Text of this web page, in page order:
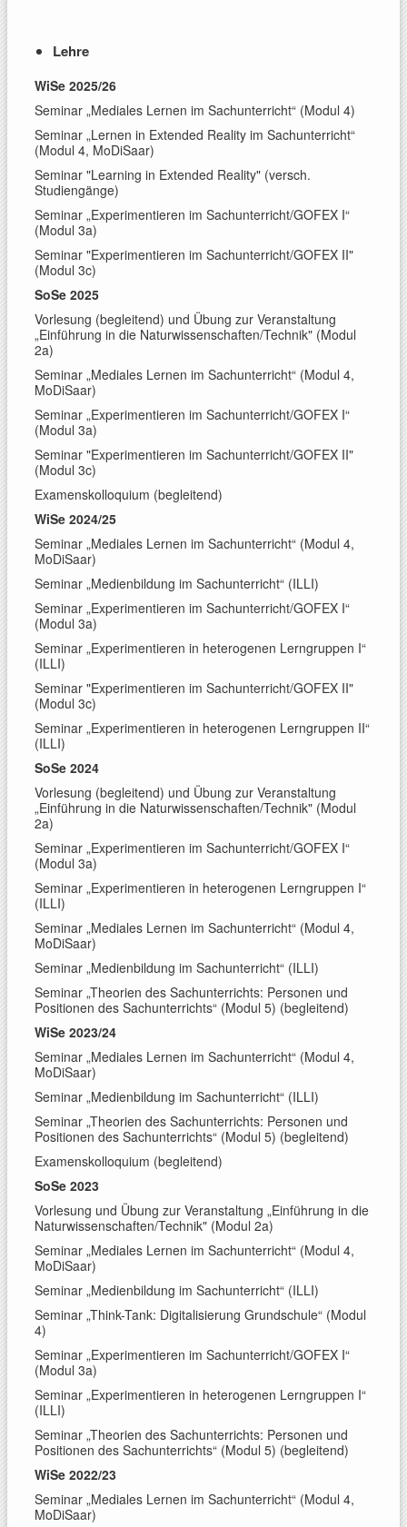
Lehre
WiSe 2025/26
Seminar „Mediales Lernen im Sachunterricht“ (Modul 4)
Seminar „Lernen in Extended Reality im Sachunterricht“
(Modul 4, MoDiSaar)
Seminar "Learning in Extended Reality" (versch.
Studiengänge)
Seminar „Experimentieren im Sachunterricht/GOFEX I“
(Modul 3a)
Seminar "Experimentieren im Sachunterricht/GOFEX II"
(Modul 3c)
SoSe 2025
Vorlesung (begleitend) und Übung zur Veranstaltung
„Einführung in die Naturwissenschaften/Technik" (Modul
2a)
Seminar „Mediales Lernen im Sachunterricht“ (Modul 4,
MoDiSaar)
Seminar „Experimentieren im Sachunterricht/GOFEX I“
(Modul 3a)
Seminar "Experimentieren im Sachunterricht/GOFEX II"
(Modul 3c)
Examenskolloquium (begleitend)
WiSe 2024/25
Seminar „Mediales Lernen im Sachunterricht“ (Modul 4,
MoDiSaar)
Seminar „Medienbildung im Sachunterricht“ (ILLI)
Seminar „Experimentieren im Sachunterricht/GOFEX I“
(Modul 3a)
Seminar „Experimentieren in heterogenen Lerngruppen I“
(ILLI)
Seminar "Experimentieren im Sachunterricht/GOFEX II"
(Modul 3c)
Seminar „Experimentieren in heterogenen Lerngruppen II“
(ILLI)
SoSe 2024
Vorlesung (begleitend) und Übung zur Veranstaltung
„Einführung in die Naturwissenschaften/Technik" (Modul
2a)
Seminar „Experimentieren im Sachunterricht/GOFEX I“
(Modul 3a)
Seminar „Experimentieren in heterogenen Lerngruppen I“
(ILLI)
Seminar „Mediales Lernen im Sachunterricht“ (Modul 4,
MoDiSaar)
Seminar „Medienbildung im Sachunterricht“ (ILLI)
Seminar „Theorien des Sachunterrichts: Personen und
Positionen des Sachunterrichts“ (Modul 5) (begleitend)
WiSe 2023/24
Seminar „Mediales Lernen im Sachunterricht“ (Modul 4,
MoDiSaar)
Seminar „Medienbildung im Sachunterricht“ (ILLI)
Seminar „Theorien des Sachunterrichts: Personen und
Positionen des Sachunterrichts“ (Modul 5) (begleitend)
Examenskolloquium (begleitend)
SoSe 2023
Vorlesung und Übung zur Veranstaltung „Einführung in die
Naturwissenschaften/Technik" (Modul 2a)
Seminar „Mediales Lernen im Sachunterricht“ (Modul 4,
MoDiSaar)
Seminar „Medienbildung im Sachunterricht“ (ILLI)
Seminar „Think-Tank: Digitalisierung Grundschule“ (Modul
4)
Seminar „Experimentieren im Sachunterricht/GOFEX I“
(Modul 3a)
Seminar „Experimentieren in heterogenen Lerngruppen I“
(ILLI)
Seminar „Theorien des Sachunterrichts: Personen und
Positionen des Sachunterrichts“ (Modul 5) (begleitend)
WiSe 2022/23
Seminar „Mediales Lernen im Sachunterricht“ (Modul 4,
MoDiSaar)